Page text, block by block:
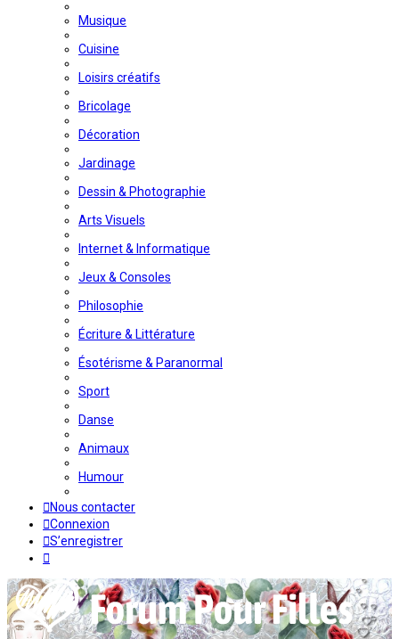
Musique
Cuisine
Loisirs créatifs
Bricolage
Décoration
Jardinage
Dessin & Photographie
Arts Visuels
Internet & Informatique
Jeux & Consoles
Philosophie
Écriture & Littérature
Ésotérisme & Paranormal
Sport
Danse
Animaux
Humour
Nous contacter
Connexion
S’enregistrer